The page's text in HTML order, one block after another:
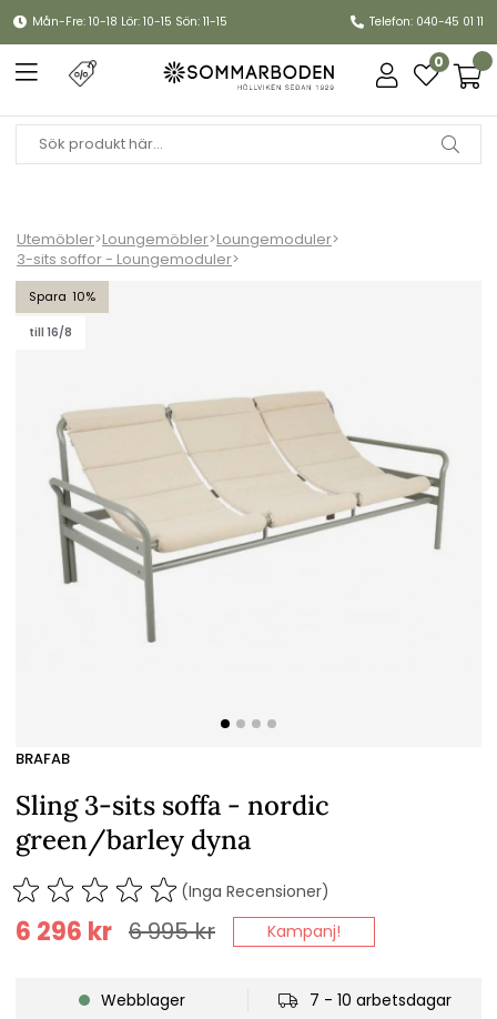
Mån-Fre: 10-18 Lör: 10-15 Sön: 11-15 Telefon: 040-45 01 11
0
Utemöbler>Loungemöbler>Loungemoduler>
3-sits soffor - Loungemoduler>
10
till 16/8
Sling 3-sits soffa - nordic green/barley dyna
BRAFAB
Sling 3-sits soffa - nordic
green/barley dyna
(Inga Recensioner)
6 995kr
6 296 kr Kampanj!
Webblager 7 - 10 arbetsdagar